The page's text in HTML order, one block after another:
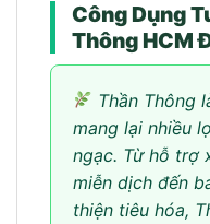
Công Dụng
Thông HCM
Thần Thông
mang lại nhiều
ngạc. Từ hỗ trợ
miễn dịch đến
thiện tiêu hóa,